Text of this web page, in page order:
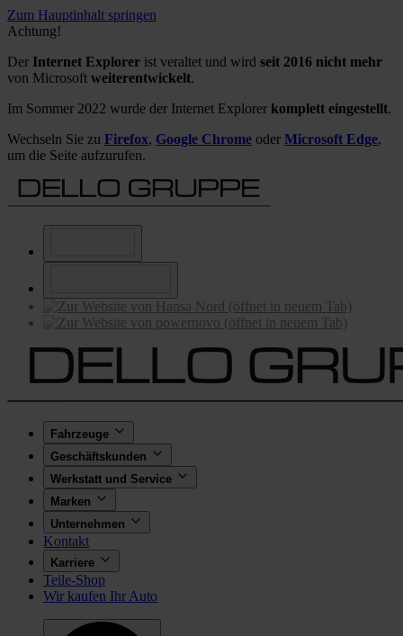
Zum Hauptinhalt springen
Achtung!
Der Internet Explorer ist veraltet und wird seit 2016 nicht mehr
von Microsoft weiterentwickelt.
Im Sommer 2022 wurde der Internet Explorer komplett eingestellt.
Wechseln Sie zu Firefox, Google Chrome oder Microsoft Edge,
um die Seite aufzurufen.
Fahrzeuge
Geschäftskunden
Werkstatt und Service
Marken
Unternehmen
Kontakt
Karriere
Teile-Shop
Wir kaufen Ihr Auto